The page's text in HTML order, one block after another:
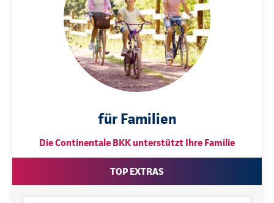
für Familien
Die Continentale BKK unterstützt Ihre Familie
TOP EXTRAS